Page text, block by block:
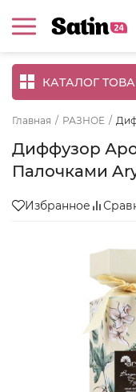
КАТАЛОГ
Главная / РАЗНОЕ /
Диффузор
Палочками
Избранное